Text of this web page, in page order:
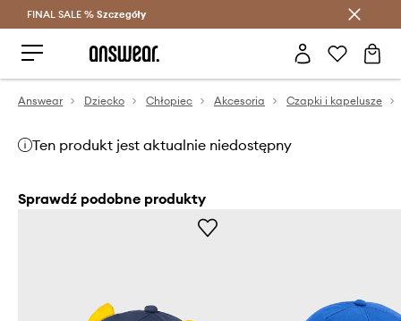
Oszczędzaj z Answear Club >
FINAL SALE % Szczegóły
Answear Dziecko Chłopiec Akcesoria Czapki i kapelusze
Ten produkt jest aktualnie niedostępny
Sprawdź podobne produkty